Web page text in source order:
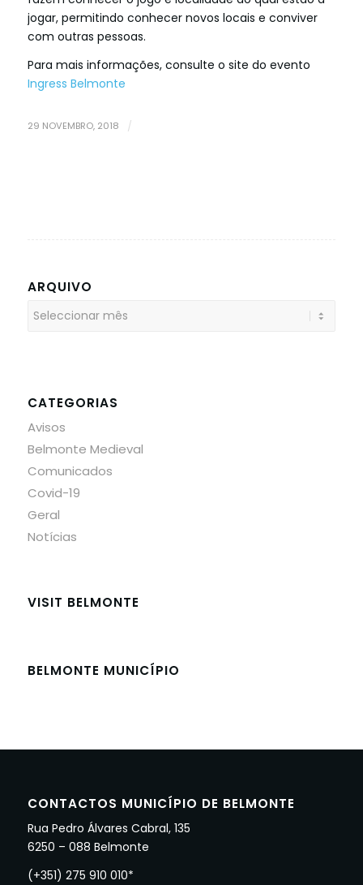
jogar, permitindo conhecer novos locais e conviver
com outras pessoas.
Para mais informações, consulte o site do evento
Ingress Belmonte
29 NOVEMBRO, 2018 /
ARQUIVO
CATEGORIAS
Avisos
Belmonte Medieval
Comunicados
Covid-19
Geral
Notícias
VISIT BELMONTE
BELMONTE MUNICÍPIO
CONTACTOS MUNICÍPIO DE BELMONTE
Rua Pedro Álvares Cabral, 135
6250 – 088 Belmonte
(+351) 275 910 010*